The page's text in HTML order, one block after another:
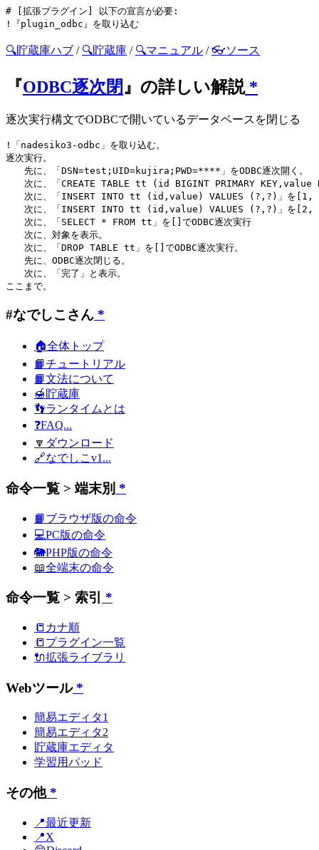
# [拡張プラグイン] 以下の宣言が必要:
🔍貯蔵庫ハブ / 🔍貯蔵庫 / 🔍マニュアル /👓ソース
『ODBC逐次閉』の詳しい解説*
逐次実行構文でODBCで開いているデータベースを閉じる
!「nadesiko3-odbc」を取り込む。
逐次実行。
先に、「DSN=test;UID=kujira;PWD=****」をODBC逐次開く。
次に、「CREATE TABLE tt (id BIGINT PRIMARY KEY,value
次に、「INSERT INTO tt (id,value) VALUES (?,?)」を[1, 30]
次に、「INSERT INTO tt (id,value) VALUES (?,?)」を[2, 50]
次に、「SELECT * FROM tt」を[]でODBC逐次実行
次に、対象を表示。
次に、「DROP TABLE tt」を[]でODBC逐次実行。
先に、ODBC逐次閉じる。
次に、「完了」と表示。
#なでしこさん *
🏠全体トップ
📙チュートリアル
📙文法について
🍯貯蔵庫
👣ランタイムとは
❓FAQ...
🔽ダウンロード
🔗なでしこv1...
命令一覧 > 端末別 *
📙ブラウザ版の命令
💻PC版の命令
🐘PHP版の命令
📖全端末の命令
命令一覧 > 索引 *
📒カナ順
📒プラグイン一覧
🔌拡張ライブラリ
Webツール*
簡易エディタ1
簡易エディタ2
貯蔵庫エディタ
学習用パッド
その他*
📍最近更新
📍X